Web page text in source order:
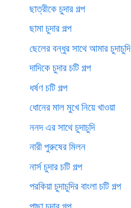
ছাত্রীকে চুদার গল্প
ছামা চুদার গল্প
ছেলের বন্ধুর সাথে আমার চুদাচুদি
দাদিকে চুদার চটি গল্প
ধর্ষণ চটি গল্প
ধোনের মাল মুখে নিয়ে খাওয়া
ননদ এর সাথে চুদাচুদি
নারী পুরুষের মিলন
নার্স চুদার চটি গল্প
পরকিয়া চুদাচুদির বাংলা চটি গল্প